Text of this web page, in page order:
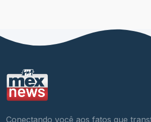
Conectando você aos fatos que